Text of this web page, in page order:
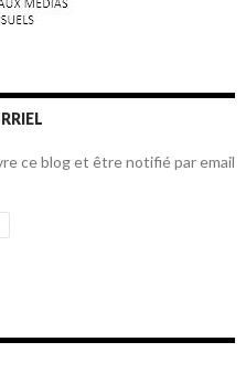
ce blog et être notifié par email